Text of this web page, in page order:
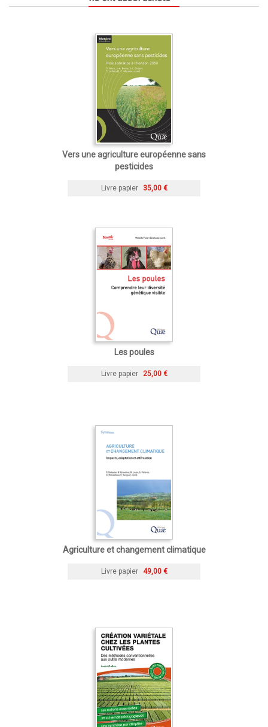
Vers une agriculture européenne sans
pesticides
Livre papier 35,00 €
Les poules
Livre papier 25,00 €
Agriculture et changement climatique
Livre papier 49,00 €